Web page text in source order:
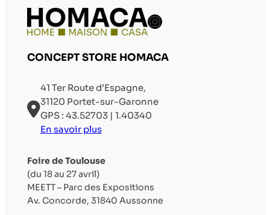
Compte
CONCEPT STORE HOMACA
41 Ter Route d’Espagne,
31120 Portet-sur-Garonne
GPS : 43.52703 | 1.40340
En savoir plus
Foire de Toulouse
(du 18 au 27 avril)
MEETT – Parc des Expositions
Av. Concorde, 31840 Aussonne